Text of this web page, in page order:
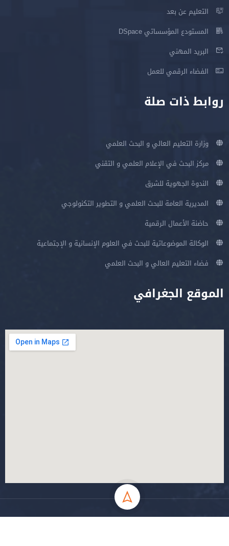
التعليم عن بعد
المستودع المؤسساتي DSpace
البريد المهني
الفضاء الرقمي للعمل
روابط ذات صلة
وزارة التعليم العالي و البحث العلمي
مركز البحث في الإعلام العلمي و التقني
الندوة الجهوية للشرق
المديرية العامة للبحث العلمي و التطوير التكنولوجي
حاضنة الأعمال الرقمية
الوكالة الموضوعاتية للبحث في العلوم الإنسانية و الإجتماعية
فضاء التعليم العالي و البحث العلمي
الموقع الجغرافي
جميع الحقوق محفوظة جامعة المسيلة - 2024